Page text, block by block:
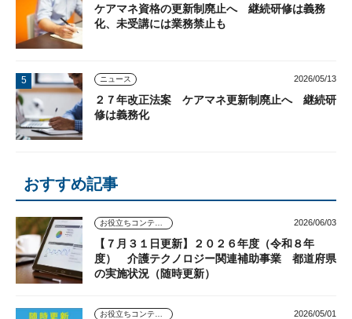
ケアマネ資格の更新制廃止へ 継続研修は義務
化、未受講には業務禁止も
ニュース 2026/05/13
２７年改正法案 ケアマネ更新制廃止へ 継続研
修は義務化
おすすめ記事
2026/06/03
【７月３１日更新】２０２６年度（令和８年
度） 介護テクノロジー関連補助事業 都道府県
の実施状況（随時更新）
2026/05/01